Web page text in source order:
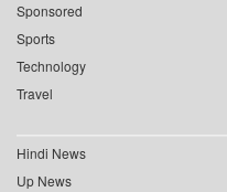
Sponsored
Sports
Technology
Travel
Hindi News
Up News